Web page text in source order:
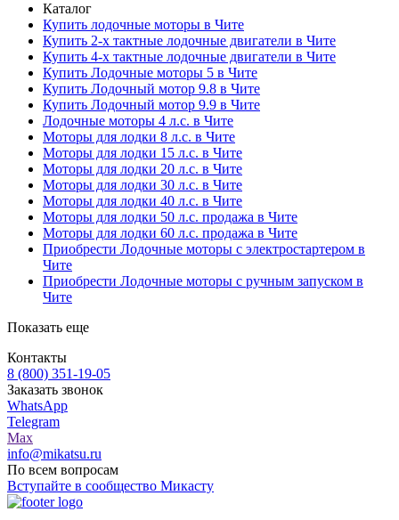
Каталог
Купить лодочные моторы в Чите
Купить 2-х тактные лодочные двигатели в Чите
Купить 4-х тактные лодочные двигатели в Чите
Купить Лодочные моторы 5 в Чите
Купить Лодочный мотор 9.8 в Чите
Купить Лодочный мотор 9.9 в Чите
Лодочные моторы 4 л.с. в Чите
Моторы для лодки 8 л.с. в Чите
Моторы для лодки 15 л.с. в Чите
Моторы для лодки 20 л.с. в Чите
Моторы для лодки 30 л.с. в Чите
Моторы для лодки 40 л.с. в Чите
Моторы для лодки 50 л.с. продажа в Чите
Моторы для лодки 60 л.с. продажа в Чите
Приобрести Лодочные моторы с электростартером в
Чите
Приобрести Лодочные моторы с ручным запуском в
Чите
Показать еще
Контакты
8 (800) 351-19-05
Заказать звонок
WhatsApp
Telegram
Max
info@mikatsu.ru
По всем вопросам
Вступайте в сообщество Микасту